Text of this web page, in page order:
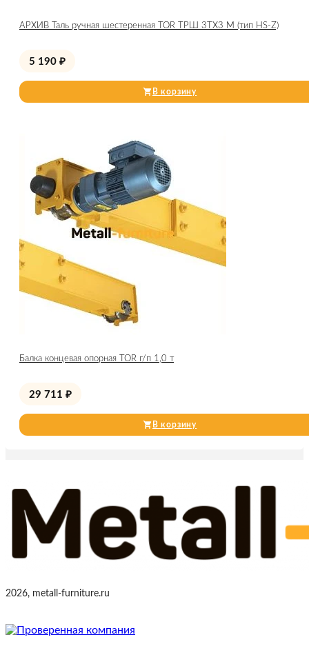
АРХИВ Таль ручная шестеренная TOR ТРШ 3ТХ3 М (тип HS-Z)
5 190 ₽
В корзину
Балка концевая опорная TOR г/п 1,0 т
29 711 ₽
В корзину
2026, metall-furniture.ru